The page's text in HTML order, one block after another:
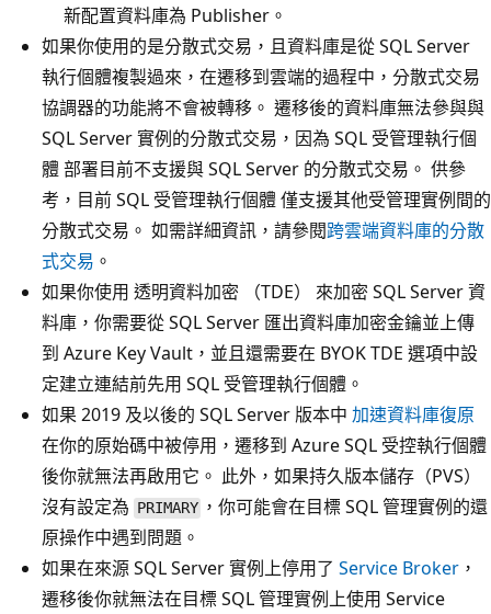
新配置資料庫為 Publisher。
如果你使用的是分散式交易，且資料庫是從 SQL Server
執行個體複製過來，在遷移到雲端的過程中，分散式交易
協調器的功能將不會被轉移。 遷移後的資料庫無法參與與
SQL Server 實例的分散式交易，因為 SQL 受管理執行個
體 部署目前不支援與 SQL Server 的分散式交易。 供參
考，目前 SQL 受管理執行個體 僅支援其他受管理實例間的
分散式交易。 如需詳細資訊，請參閱跨雲端資料庫的分散
式交易 。
如果你使用 透明資料加密 （TDE） 來加密 SQL Server 資
料庫，你需要從 SQL Server 匯出資料庫加密金鑰並上傳
到 Azure Key Vault，並且還需要在 BYOK TDE 選項中設
定建立連結前先用 SQL 受管理執行個體。
如果 2019 及以後的 SQL Server 版本中 加速資料庫復原
在你的原始碼中被停用，遷移到 Azure SQL 受控執行個體
後你就無法再啟用它。 此外，如果持久版本儲存（PVS）
沒有設定為 PRIMARY ，你可能會在目標 SQL 管理實例的還
原操作中遇到問題。
如果在來源 SQL Server 實例上停用了 Service Broker ，
遷移後你就無法在目標 SQL 管理實例上使用 Service